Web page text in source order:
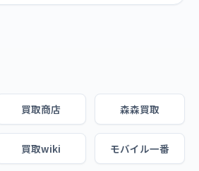
買取商店 森森買取
買取wiki モバイル一番